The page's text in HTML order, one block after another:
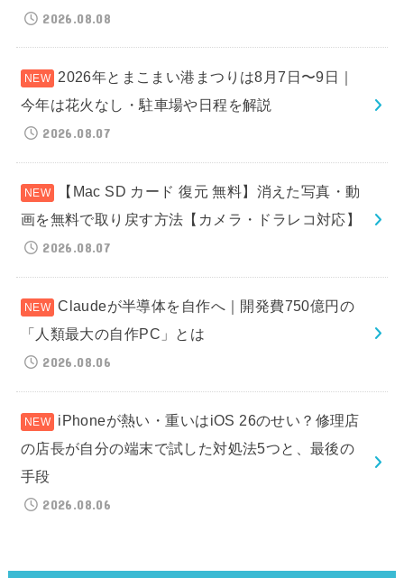
2026.08.08
2026年とまこまい港まつりは8月7日〜9日｜
今年は花火なし・駐車場や日程を解説
2026.08.07
【Mac SD カード 復元 無料】消えた写真・動
画を無料で取り戻す方法【カメラ・ドラレコ対応】
2026.08.07
Claudeが半導体を自作へ｜開発費750億円の
「人類最大の自作PC」とは
2026.08.06
iPhoneが熱い・重いはiOS 26のせい？修理店
の店長が自分の端末で試した対処法5つと、最後の
手段
2026.08.06